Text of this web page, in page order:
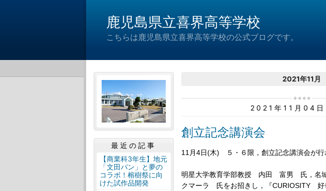
鹿児島県立喜界高等学校
こちらは鹿児島県立喜界高等学校の公式ブログです。
2021年11月
2021年11月04日
創立記念講演会
11 月4日(木) ５・６限，創立記念講演会が行
明星大学教育学部教授 内田 富男 氏，名
クマーラ 氏をお招きし，『CURIOSITY 好
最近の記事
【商業科3年生】地元
「文田パン」と夢の
コラボ！榕樹祭に向
けた試作品開発